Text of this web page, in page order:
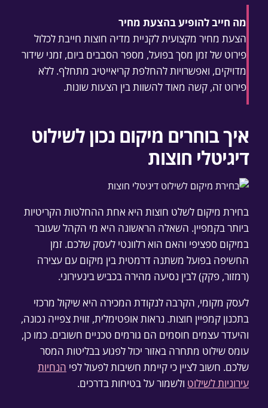
מה חייב להופיע בהצעת מחיר
הצעת מחיר מקצועית לקניית מדיה חוצות חייבת לכלול
פירוט של זמן מסך בפועל, מספר הסבבים ביום, זמני שידור
מדויקים, ואפשרויות להחלפת קריאייטיב מתחלף. ללא
פירוט זה, קשה מאוד להשוות בין הצעות שונות.
איך בוחרים מיקום נכון לשילוט
דיגיטלי חוצות
בחירת מיקום לשלט חוצות היא אחת ההחלטות הקריטיות
ביותר בקמפיין. השאלה הראשונה היא מי הקהל שעובר
במיקום ספציפי והאם הוא רלוונטי לעסק שלכם. זמן
החשיפה בפועל משתנה דרמטית בין מיקום עם עצירה
(רמזור, פקק) לבין נסיעה מהירה בכביש בינעירוני.
לעסק מקומי, הקרבה לנקודת המכירה היא שיקול מרכזי
בתכנון קמפיין חוצות. נראות אופטימלית, זווית צפייה נכונה,
והיעדר עצמים חוסמים הם גורמים טכניים חשובים. כמו כן,
עומס שילוט מתחרה באזור יכול לפגוע בבליטות המסר
שלכם. חשוב לציין כי קיימת חשיבות לפעול לפי הנחיות
עירוניות לשילוט ולשמור על בטיחות בדרכים.